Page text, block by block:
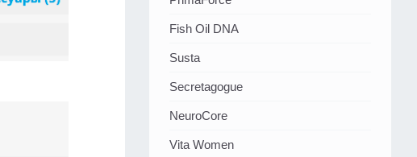
Fish Oil DNA
Susta
Secretagogue
NeuroCore
Vita Women